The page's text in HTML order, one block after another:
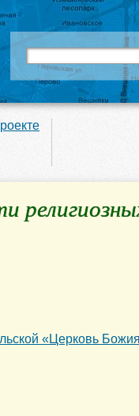
«Церковь